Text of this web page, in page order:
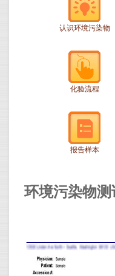
认识环境污染物
化验流程
报告样本
环境污染物